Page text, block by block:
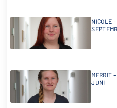
NICOLE –
MERRIT
JUNI